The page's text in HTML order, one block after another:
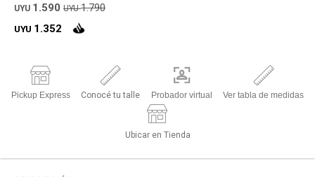
UYU 1.590 UYU 1.790
UYU 1.352
Pickup Express Conocé tu talle Probador virtual Ver tabla de medidas
Ubicar en Tienda